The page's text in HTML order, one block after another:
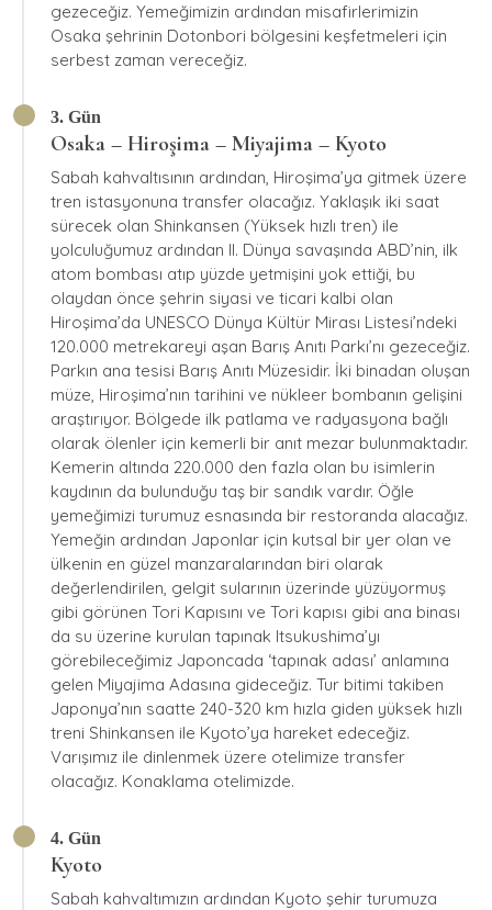
gezeceğiz. Yemeğimizin ardından misafirlerimizin
Osaka şehrinin Dotonbori bölgesini keşfetmeleri için
serbest zaman vereceğiz.
3. Gün
Osaka – Hiroşima – Miyajima – Kyoto
Sabah kahvaltısının ardından, Hiroşima’ya gitmek üzere
tren istasyonuna transfer olacağız. Yaklaşık iki saat
sürecek olan Shinkansen (Yüksek hızlı tren) ile
yolculuğumuz ardından II. Dünya savaşında ABD’nin, ilk
atom bombası atıp yüzde yetmişini yok ettiği, bu
olaydan önce şehrin siyasi ve ticari kalbi olan
Hiroşima’da UNESCO Dünya Kültür Mirası Listesi’ndeki
120.000 metrekareyi aşan Barış Anıtı Parkı’nı gezeceğiz.
Parkın ana tesisi Barış Anıtı Müzesidir. İki binadan oluşan
müze, Hiroşima’nın tarihini ve nükleer bombanın gelişini
araştırıyor. Bölgede ilk patlama ve radyasyona bağlı
olarak ölenler için kemerli bir anıt mezar bulunmaktadır.
Kemerin altında 220.000 den fazla olan bu isimlerin
kaydının da bulunduğu taş bir sandık vardır. Öğle
yemeğimizi turumuz esnasında bir restoranda alacağız.
Yemeğin ardından Japonlar için kutsal bir yer olan ve
ülkenin en güzel manzaralarından biri olarak
değerlendirilen, gelgit sularının üzerinde yüzüyormuş
gibi görünen Tori Kapısını ve Tori kapısı gibi ana binası
da su üzerine kurulan tapınak Itsukushima’yı
görebileceğimiz Japoncada ‘tapınak adası’ anlamına
gelen Miyajima Adasına gideceğiz. Tur bitimi takiben
Japonya’nın saatte 240-320 km hızla giden yüksek hızlı
treni Shinkansen ile Kyoto’ya hareket edeceğiz.
Varışımız ile dinlenmek üzere otelimize transfer
olacağız. Konaklama otelimizde.
4. Gün
Kyoto
Sabah kahvaltımızın ardından Kyoto şehir turumuza